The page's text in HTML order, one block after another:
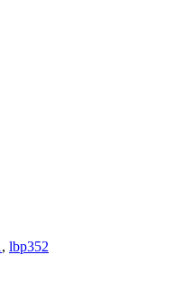
, lbp352